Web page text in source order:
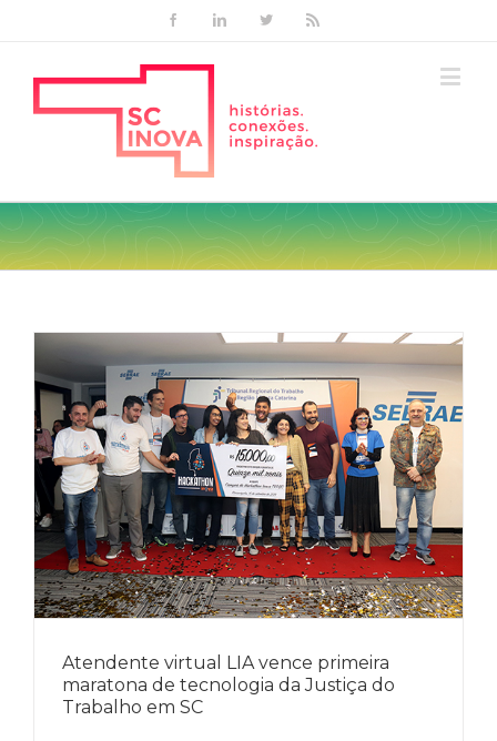
FacebookLinkedinTwitter
Atendente virtual LIA vence primeira
maratona de tecnologia da Justiça do
Trabalho em SC